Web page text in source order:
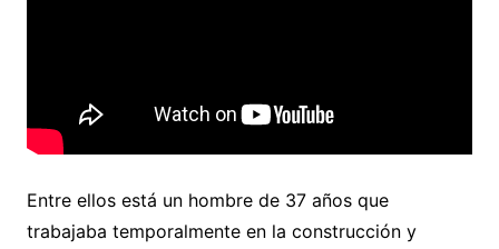
Entre ellos está un hombre de 37 años que
trabajaba temporalmente en la construcción y